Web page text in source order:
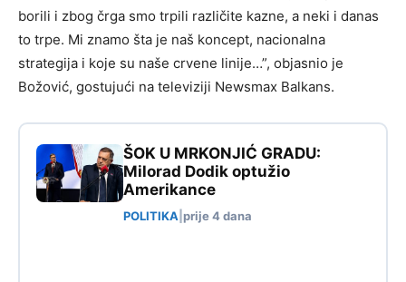
borili i zbog črga smo trpili različite kazne, a neki i danas
to trpe. Mi znamo šta je naš koncept, nacionalna
strategija i koje su naše crvene linije…”, objasnio je
Božović, gostujući na televiziji Newsmax Balkans.
ŠOK U MRKONJIĆ GRADU:
Milorad Dodik optužio
Amerikance
POLITIKA prije 4 dana